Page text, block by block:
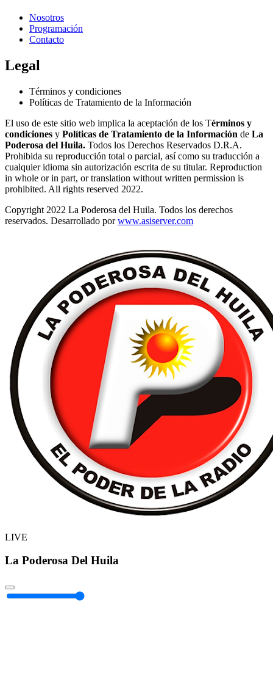
Nosotros
Programación
Contacto
Legal
Términos y condiciones
Políticas de Tratamiento de la Información
El uso de este sitio web implica la aceptación de los Términos y
condiciones y Políticas de Tratamiento de la Información de La
Poderosa del Huila. Todos los Derechos Reservados D.R.A.
Prohibida su reproducción total o parcial, así como su traducción a
cualquier idioma sin autorización escrita de su titular. Reproduction
in whole or in part, or translation without written permission is
prohibited. All rights reserved 2022.
Copyright 2022 La Poderosa del Huila. Todos los derechos
reservados. Desarrollado porwww.asiserver.com
LIVE
La Poderosa Del Huila